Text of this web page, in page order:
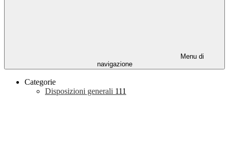
Menu di
navigazione
Categorie
Disposizioni generali 111